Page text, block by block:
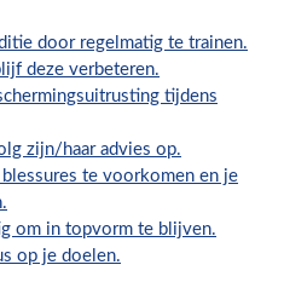
door regelmatig te trainen.
deze verbeteren.
tijdens
zijn/haar advies op.
te voorkomen en je
om in topvorm te blijven.
op je doelen.